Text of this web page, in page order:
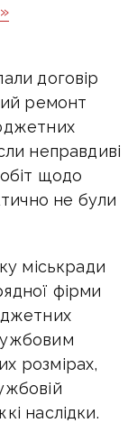
договір
ремонт
неправдиві
щодо
не були
міськради
фірми
розмірах,
наслідки.